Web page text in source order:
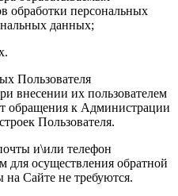
обработки персональных
данных;
Пользователя
внесении их пользователем
обращения к Администрации
Пользователя.
и\или телефон
для осуществления обратной
на Сайте не требуются.